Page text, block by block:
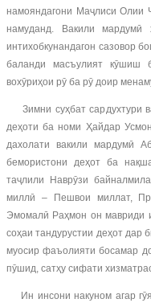
намояндагони Маҷлиси Олии
намуданд. Вакили
интихобкунандагон сазовор
баланди масъулият кӯшиш
вохӯриҳои рӯ ба рӯ доир
Зимни суҳбат сардухтури
деҳоти ба номи Ҳайдар
дахолати вакили мардумӣ
бемористони деҳот ба
таҷлили Наврӯзи
миллӣ – Пешвои миллат,
Эмомалӣ Раҳмон он мавриди
соҳаи тандурустии деҳот дар
муосир фаъолияти босамар
пӯшид, сатҳу сифати
Ин инсони накуном агар